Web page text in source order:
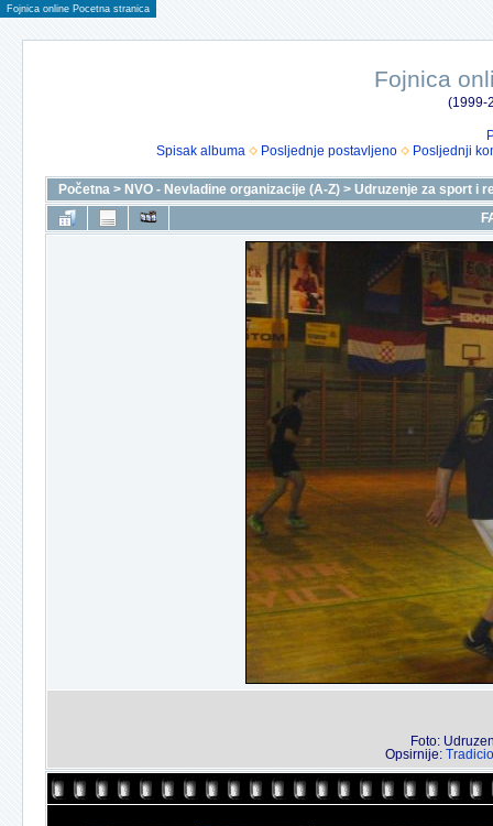
Fojnica online Pocetna stranica
Fojnica
(1999-
Spisak albuma
Posljednje postavljeno Posljednji
Početna > NVO - Nevladine organizacije (A-Z) > Udruzenje za sport i
Foto:
Opsirnije: